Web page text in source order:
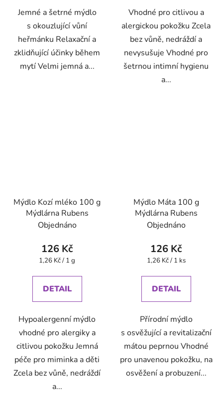
Jemné a šetrné mýdlo
s okouzlující vůní
heřmánku Relaxační a
zklidňující účinky během
mytí Velmi jemná a...
Vhodné pro citlivou a
alergickou pokožku Zcela
bez vůně, nedráždí a
nevysušuje Vhodné pro
šetrnou intimní hygienu
a...
Mýdlo Kozí mléko 100 g
Mýdlárna Rubens
Objednáno
126 Kč
Měrná
1,26 Kč / 1 g
DETAIL
Hypoalergenní mýdlo
vhodné pro alergiky a
citlivou pokožku Jemná
péče pro miminka a děti
Zcela bez vůně, nedráždí
a...
Mýdlo Máta 100 g
Mýdlárna Rubens
Objednáno
126 Kč
Měrná
1,26 Kč / 1 ks
DETAIL
Přírodní mýdlo
s osvěžující a revitalizační
mátou peprnou Vhodné
pro unavenou pokožku, na
osvěžení a probuzení...